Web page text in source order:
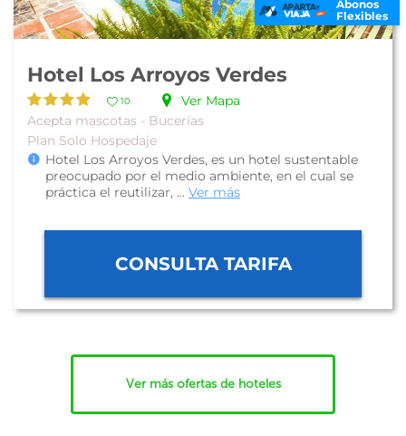
Abonos
Flexibles
Hotel Los Arroyos Verdes
10
Ver Mapa
Acepta mascotas - Bucerías
Plan Solo Hospedaje
Hotel Los Arroyos Verdes, es un hotel sustentable
preocupado por el medio ambiente, en el cual se
práctica el reutilizar, ... Ver más
CONSULTA TARIFA
Ver más ofertas de hoteles